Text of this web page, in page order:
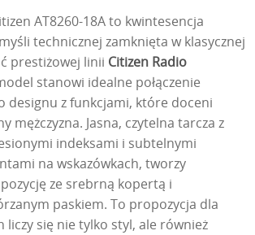
AT8260-18A to kwintesencja
technicznej zamknięta w klasycznej
prestiżowej linii Citizen Radio
stanowi idealne połączenie
designu z funkcjami, które doceni
mężczyzna. Jasna, czytelna tarcza z
indeksami i subtelnymi
na wskazówkach, tworzy
ze srebrną kopertą i
paskiem. To propozycja dla
liczy się nie tylko styl, ale również